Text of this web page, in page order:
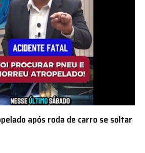
após roda de carro se soltar